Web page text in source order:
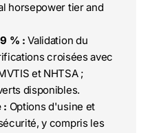
horsepower tier and
% : Validation du
croisées avec
et NHTSA ;
disponibles.
: Options d'usine et
y compris les